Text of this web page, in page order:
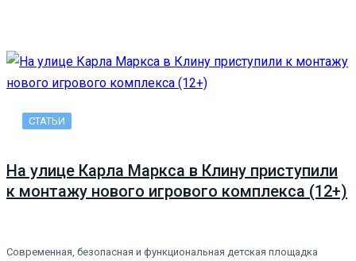
СТАТЬИ
На улице Карла Маркса в Клину приступили
к монтажу нового игрового комплекса (12+)
Современная, безопасная и функциональная детская площадка